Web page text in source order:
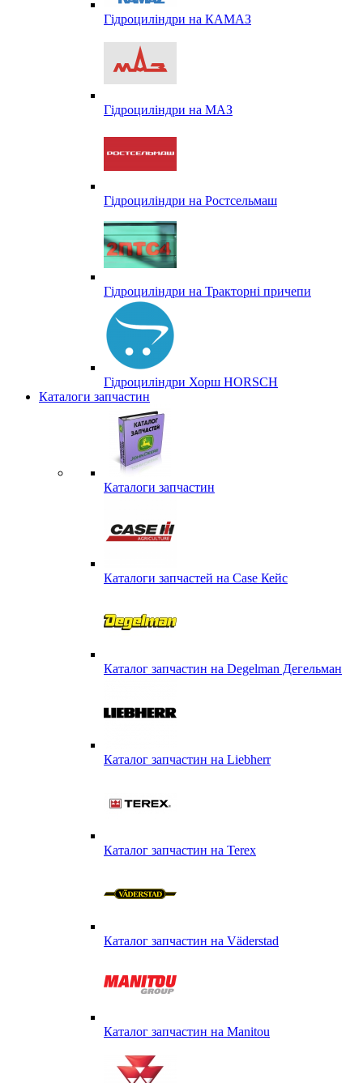
Гідроциліндри на КАМАЗ
Гідроциліндри на МАЗ
Гідроциліндри на Ростсельмаш
Гідроциліндри на Тракторні причепи
Гідроциліндри Хорш HORSCH
Каталоги запчастин
Каталоги запчастин
Каталоги запчастей на Case Кейс
Каталог запчастин на Degelman Дегельман
Каталог запчастин на Liebherr
Каталог запчастин на Terex
Каталог запчастин на Väderstad
Каталог запчастин на Маnitou